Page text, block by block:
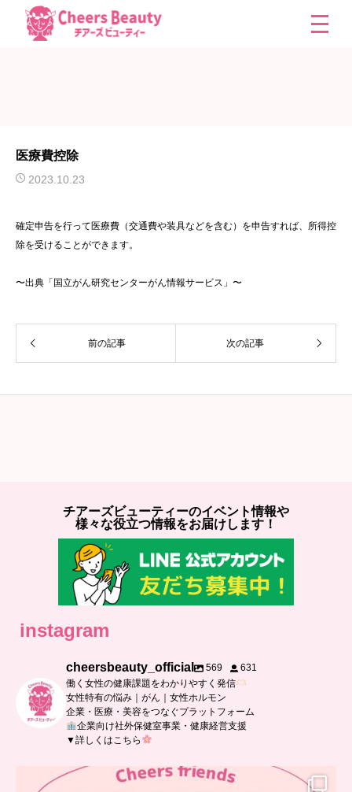
医療費控除
2023.10.23
確定申告を行って医療費（交通費や装具などを含む）を申告すれば、所得控
除を受けることができます。
〜出典「国立がん研究センターがん情報サービス」〜
前の記事 次の記事
チアーズビューティーのイベント情報や
様々な役立つ情報をお届けします！
instagram
cheersbeauty_official 569
631
働く女性の健康課題をわかりやすく発信
女性特有の悩み｜がん｜女性ホルモン
企業・医療・美容をつなぐプラットフォーム
企業向け社外保健室事業・健康経営支援
▼詳しくはこちら
…